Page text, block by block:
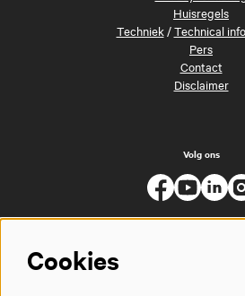
Huisregels
Techniek/Technical
Pers
Contact
Disclaimer
Volg ons
Cookies